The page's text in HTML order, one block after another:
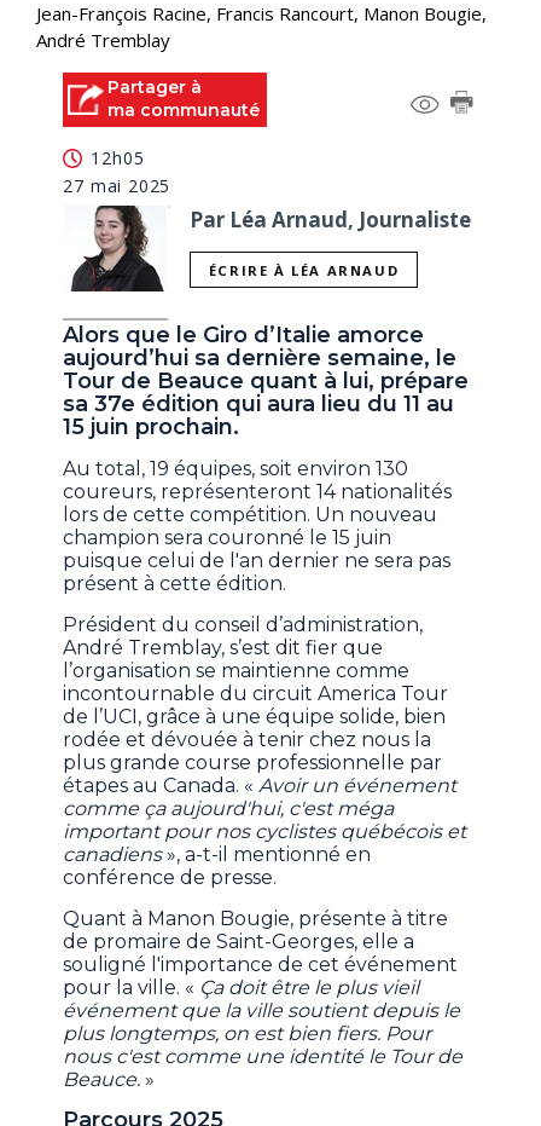
Jean-François Racine, Francis Rancourt, Manon Bougie,
André Tremblay
Partager à
ma communauté
12h05
27 mai 2025
Par Léa Arnaud, Journaliste
ÉCRIRE À LÉA ARNAUD
Alors que le Giro d’Italie amorce
aujourd’hui sa dernière semaine, le
Tour de Beauce quant à lui, prépare
sa 37e édition qui aura lieu du 11 au
15 juin prochain.
Au total, 19 équipes, soit environ 130
coureurs, représenteront 14 nationalités
lors de cette compétition. Un nouveau
champion sera couronné le 15 juin
puisque celui de l'an dernier ne sera pas
présent à cette édition.
Président du conseil d’administration,
André Tremblay, s’est dit fier que
l’organisation se maintienne comme
incontournable du circuit America Tour
de l’UCI, grâce à une équipe solide, bien
rodée et dévouée à tenir chez nous la
plus grande course professionnelle par
étapes au Canada. « Avoir un événement
comme ça aujourd'hui, c'est méga
important pour nos cyclistes québécois et
canadiens», a-t-il mentionné en
conférence de presse.
Quant à Manon Bougie, présente à titre
de promaire de Saint-Georges, elle a
souligné l'importance de cet événement
pour la ville. « Ça doit être le plus vieil
événement que la ville soutient depuis le
plus longtemps, on est bien fiers. Pour
nous c'est comme une identité le Tour de
Beauce. »
Parcours 2025